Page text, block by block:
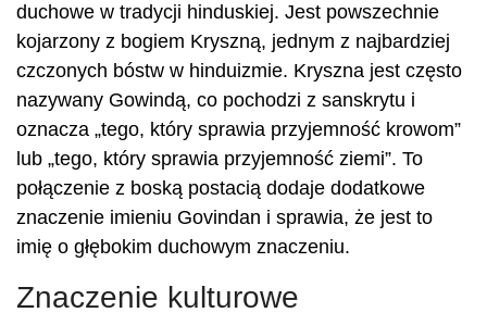
duchowe w tradycji hinduskiej. Jest powszechnie
kojarzony z bogiem Kryszną, jednym z najbardziej
czczonych bóstw w hinduizmie. Kryszna jest często
nazywany Gowindą, co pochodzi z sanskrytu i
oznacza „tego, który sprawia przyjemność krowom”
lub „tego, który sprawia przyjemność ziemi”. To
połączenie z boską postacią dodaje dodatkowe
znaczenie imieniu Govindan i sprawia, że ​​jest to
imię o głębokim duchowym znaczeniu.
Znaczenie kulturowe